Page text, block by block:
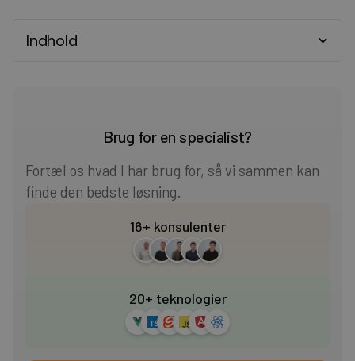
Indhold
Heading 4
Heading 5
Brug for en specialist?
Fortæl os hvad I har brug for, så vi sammen kan
finde den bedste løsning.
16+ konsulenter
20+ teknologier